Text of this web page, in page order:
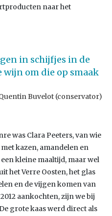
naar het
in schijfjes in de
om die op smaak
Buvelot (conservator)
was Clara Peeters, van wie
kazen, amandelen en
kleine maaltijd, maar wel
het Verre Oosten, het glas
en de vijgen komen van
aankochten, zijn we bij
grote kaas werd direct als